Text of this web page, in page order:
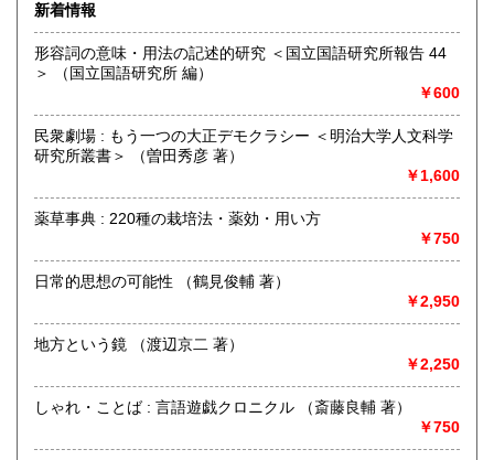
最寄駅：-
営業時間：-
定休日：-
-
哲学宗教、歴史、社会科学、自然科学、美術工芸、国語国
文、近代文献、古書一般（その他）
新着情報
形容詞の意味・用法の記述的研究 ＜国立国語研究所報告 44
＞ （国立国語研究所 編）
￥600
民衆劇場 : もう一つの大正デモクラシー ＜明治大学人文科学
研究所叢書＞ （曽田秀彦 著）
￥1,600
薬草事典 : 220種の栽培法・薬効・用い方
￥750
日常的思想の可能性 （鶴見俊輔 著）
￥2,950
地方という鏡 （渡辺京二 著）
￥2,250
しゃれ・ことば : 言語遊戯クロニクル （斎藤良輔 著）
￥750